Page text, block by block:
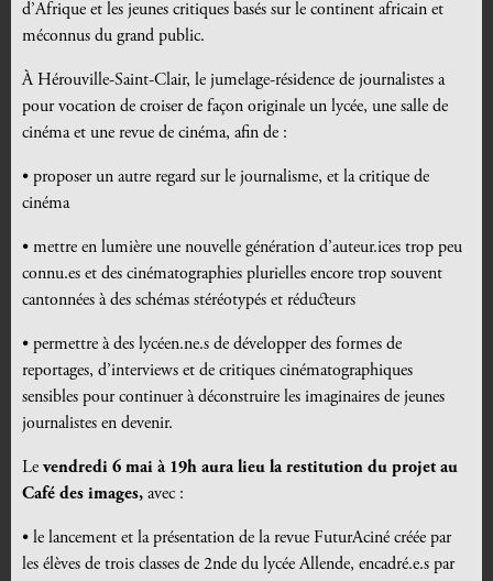
d’Afrique et les jeunes critiques basés sur le continent africain et
méconnus du grand public.
À Hérouville-Saint-Clair, le jumelage-résidence de journalistes a
pour vocation de croiser de façon originale un lycée, une salle de
cinéma et une revue de cinéma, afin de :
• proposer un autre regard sur le journalisme, et la critique de
cinéma
• mettre en lumière une nouvelle génération d’auteur.ices trop peu
connu.es et des cinématographies plurielles encore trop souvent
cantonnées à des schémas stéréotypés et réducteurs
• permettre à des lycéen.ne.s de développer des formes de
reportages, d’interviews et de critiques cinématographiques
sensibles pour continuer à déconstruire les imaginaires de jeunes
journalistes en devenir.
Le vendredi 6 mai à 19h aura lieu la restitution du projet au
Café des images, avec :
• le lancement et la présentation de la revue FuturAciné créée par
les élèves de trois classes de 2nde du lycée Allende, encadré.e.s par